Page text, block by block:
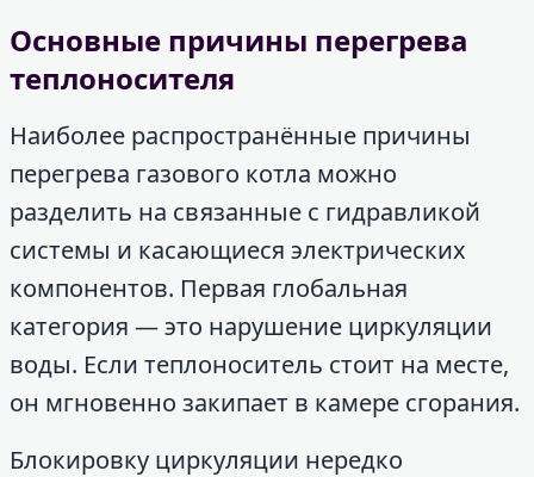
Основные причины перегрева
теплоносителя
Наиболее распространённые причины
перегрева газового котла можно
разделить на связанные с гидравликой
системы и касающиеся электрических
компонентов. Первая глобальная
категория — это нарушение циркуляции
воды. Если теплоноситель стоит на месте,
он мгновенно закипает в камере сгорания.
Блокировку циркуляции нередко